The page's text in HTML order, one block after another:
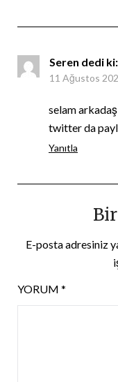
Seren dedi ki:
11 Ağustos
selam
twitter da
Yanıtla
E-posta adresiniz
YORUM *